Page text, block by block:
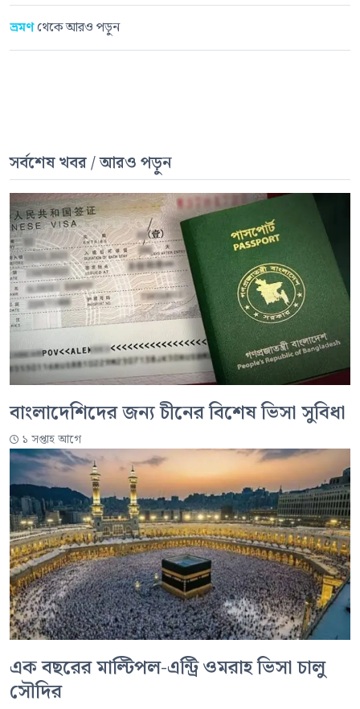
ভ্রমণথেকে আরও পড়ুন
সর্বশেষ খবর / আরও পড়ুন
বাংলাদেশিদের জন্য চীনের বিশেষ ভিসা সুবিধা
১ সপ্তাহ আগে
এক বছরের মাল্টিপল-এন্ট্রি ওমরাহ ভিসা চালু
সৌদির